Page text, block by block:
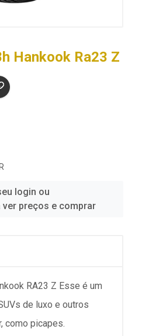
Hankook Ra23 Z
login ou
preços e comprar
RA23 Z Esse é um
de luxo e outros
como picapes.